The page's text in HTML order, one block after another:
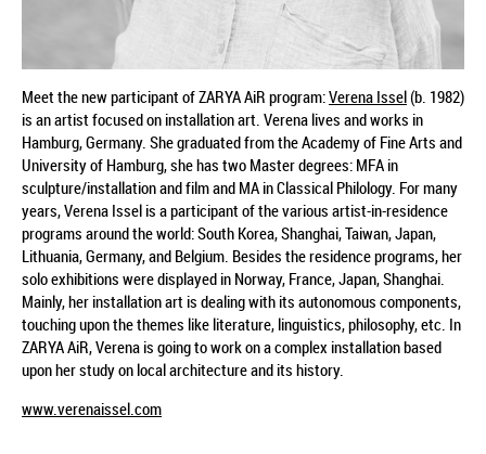
Meet the new participant of ZARYA AiR program:Verena Issel(b. 1982)
is an artist focused on installation art. Verena lives and works in
Hamburg, Germany. She graduated from the Academy of Fine Arts and
University of Hamburg, she has two Master degrees: MFA in
sculpture/installation and film and MA in Classical Philology. For many
years, Verena Issel is a participant of the various artist-in-residence
programs around the world: South Korea, Shanghai, Taiwan, Japan,
Lithuania, Germany, and Belgium. Besides the residence programs, her
solo exhibitions were displayed in Norway, France, Japan, Shanghai.
Mainly, her installation art is dealing with its autonomous components,
touching upon the themes like literature, linguistics, philosophy, etc. In
ZARYA AiR, Verena is going to work on a complex installation based
upon her study on local architecture and its history.
www.verenaissel.com